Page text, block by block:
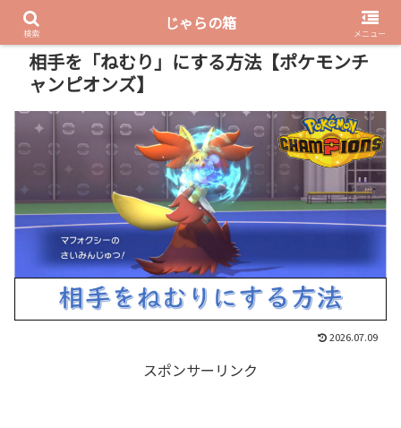
PR
相手を「ねむり」にする方法【ポケモンチ
ャンピオンズ】
2026.07.09
スポンサーリンク
検索
じゃらの箱
メニュー